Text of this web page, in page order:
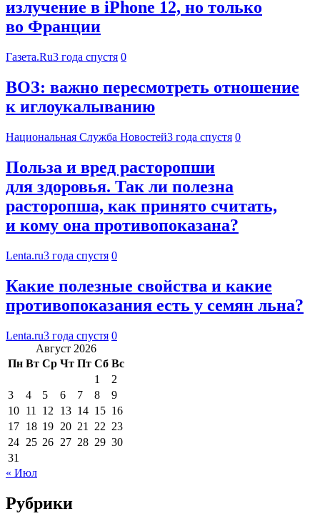
излучение в iPhone 12, но только
во Франции
Газета.Ru3 года спустя 0
ВОЗ: важно пересмотреть отношение
к иглоукалыванию
Национальная Служба Новостей3 года спустя 0
Польза и вред расторопши
для здоровья. Так ли полезна
расторопша, как принято считать,
и кому она противопоказана?
Lenta.ru3 года спустя 0
Какие полезные свойства и какие
противопоказания есть у семян льна?
Lenta.ru3 года спустя 0
Август 2026
Пн Вт Ср Чт Пт Сб Вс
1
2
3
4 5 6 7 8
9
10 11 12 13 14 15 16
17 18 19 20 21 22 23
24 25 26 27 28 29 30
31
« Июл
Рубрики